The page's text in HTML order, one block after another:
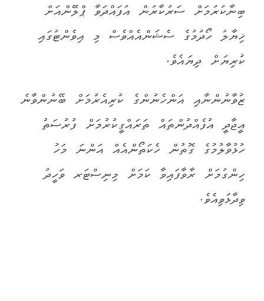
ބިނާކުރުމަށް ސަރުކާރުން އުފައްދަވާ ޕްލޭންއަށް
ޚިޔާލު ހޯދުމުގެ ސެޝަންއެއްވެސް މި އިވެންޓުގައި
ކުރިޔަށް ދިޔައެވެ.
ޒުވާނުންނާއި އަންހެނުންގެ ކުރިއެރުމަށް ބޭނުންވާނެ
އީޖާދީ އުފެއްދުންތައް ތަރައްގީކުރުމަށް ފުރުސަތު
ހުޅުވާލުމުގެ ގޮތުން ހެކަތޯންއެއް އަންނަ މަހު
ހިންގުމަށް ރާވާފައިވާ ކަމަށް މިނިސްޓަރ ވަހީދު
ވިދާޅުވިއެވެ.